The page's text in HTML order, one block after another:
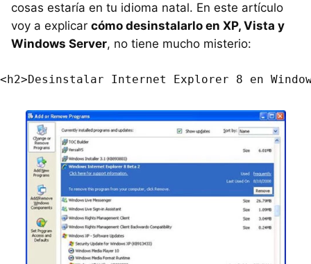
cosas estaría en tu idioma natal. En este artículo
voy a explicar cómo desinstalarlo en XP, Vista y
Windows Server, no tiene mucho misterio: